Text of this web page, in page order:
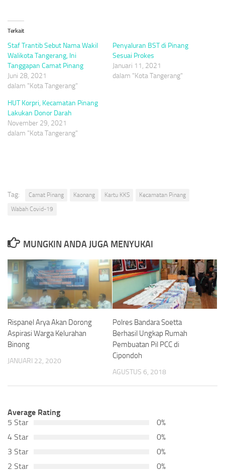
Terkait
Staf Trantib Sebut Nama Wakil
Walikota Tangerang, Ini
Tanggapan Camat Pinang
Juni 28, 2021
dalam "Kota Tangerang"
Penyaluran BST di Pinang
Sesuai Prokes
Januari 11, 2021
dalam "Kota Tangerang"
HUT Korpri, Kecamatan Pinang
Lakukan Donor Darah
November 29, 2021
dalam "Kota Tangerang"
Tag: Camat Pinang Kaonang Kartu KKS
Kecamatan Pinang
Wabah Covid-19
MUNGKIN ANDA JUGA MENYUKAI
Rispanel Arya Akan Dorong
Aspirasi Warga Kelurahan
Binong
JANUARI 22, 2020
Polres Bandara Soetta
Berhasil Ungkap Rumah
Pembuatan Pil PCC di
Cipondoh
AGUSTUS 6, 2018
Average Rating
5 Star
0%
4 Star
0%
3 Star
0%
2 Star
0%